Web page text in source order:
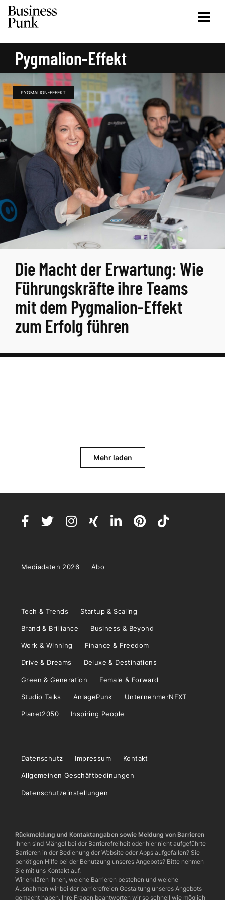
Pygmalion-Effekt
PYGMALION-EFFEKT
Die Macht der Erwartung: Wie
Führungskräfte ihre Teams
mit dem Pygmalion-Effekt
zum Erfolg führen
Mehr laden
Mediadaten 2026 Abo
Tech & Trends Startup & Scaling
Brand & Brilliance Business & Beyond
Work & Winning Finance & Freedom
Drive & Dreams Deluxe & Destinations
Green & Generation Female & Forward
Studio Talks AnlagePunk UnternehmerNEXT
Planet2050 Inspiring People
Datenschutz Impressum Kontakt
Allgemeinen Geschäftbedinungen
Datenschutzeinstellungen
Rückmeldung und Kontaktangaben sowie Meldung von Barrieren
Ihnen sind Mängel bei der Barrierefreiheit oder hier nicht aufgeführte
Barrieren in der Bedienung der Website oder Apps aufgefallen? Sie
benötigen Hilfe bei der Benutzung unseres Angebots? Bitte nehmen
Sie mit uns Kontakt auf.
Wir erklären Ihnen, welche Barrieren bestehen und welche
Ausnahmen wir bei der barrierefreien Gestaltung unseres Angebots
gemacht haben. Ihre Fragen beantworten wir so schnell wie möglich